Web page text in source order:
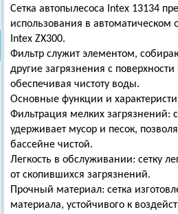
Сетка автопылесоса Intex 13134
использования в автоматическом
Intex ZX300.
Фильтр служит элементом,
другие загрязнения с
обеспечивая чистоту воды.
Основные функции и
Фильтрация мелких загрязнений:
удерживает мусор и песок,
бассейне чистой.
Легкость в обслуживании: сетку
от скопившихся загрязнений.
Прочный материал: сетка
материала, устойчивого к